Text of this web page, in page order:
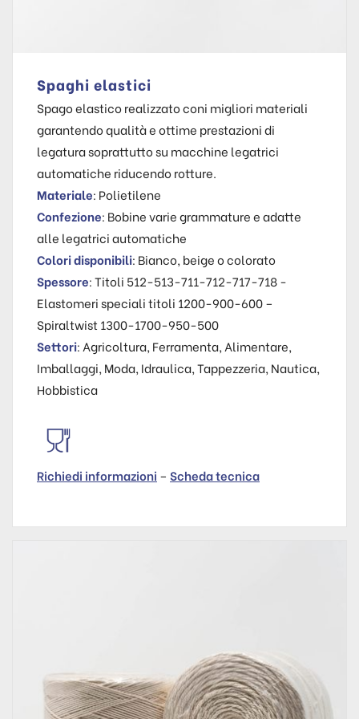
Spaghi elastici
Spago elastico realizzato coni migliori materiali
garantendo qualità e ottime prestazioni di
legatura soprattutto su macchine legatrici
automatiche riducendo rotture.
Materiale: Polietilene
Confezione: Bobine varie grammature e adatte
alle legatrici automatiche
Colori disponibili: Bianco, beige o colorato
Spessore: Titoli 512-513-711-712-717-718 -
Elastomeri speciali titoli 1200-900-600 –
Spiraltwist 1300-1700-950-500
Settori: Agricoltura, Ferramenta, Alimentare,
Imballaggi, Moda, Idraulica, Tappezzeria, Nautica,
Hobbistica
Richiedi informazioni – Scheda tecnica